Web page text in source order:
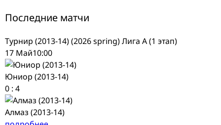
Последние матчи
Турнир (2013-14) (2026 spring) Лига А (1 этап)
17 Май10:00
Юниор (2013-14)
0 : 4
Алмаз (2013-14)